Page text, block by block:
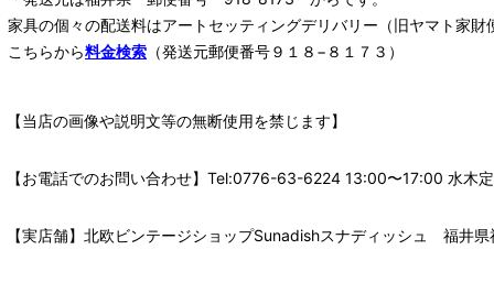
家具の個々の配送料はアートセッティングデリバリー （旧ヤマト家財
こちらから料金検索 （発送元郵便番号９１８−８１７３）
【当店の画像や説明文等の無断使用を禁じます】
【お電話でのお問い合わせ】Tel:0776-63-6224 13:00〜17:00 水木
【実店舗】北欧ビンテージショップSunadishスナディッシュ 福井